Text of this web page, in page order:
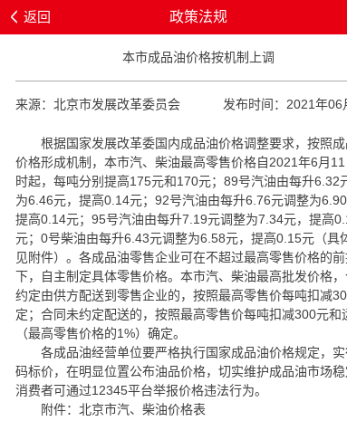
返回 政策法规
本市成品油价格按机制上调
来源：北京市发展改革委员会 发布时间：2021年06
根据国家发展改革委国内成品油价格调整要求，按照成
价格形成机制，本市汽、柴油最高零售价格自2021年6月
时起，每吨分别提高175元和170元；89号汽油由每升6.32
为6.46元，提高0.14元；92号汽油由每升6.76元调整为6.90
提高0.14元；95号汽油由每升7.19元调整为7.34元，提高
元；0号柴油由每升6.43元调整为6.58元，提高0.15元（具
见附件）。各成品油零售企业可在不超过最高零售价格的
下，自主制定具体零售价格。本市汽、柴油最高批发价格，
约定由供方配送到零售企业的，按照最高零售价每吨扣减
定；合同未约定配送的，按照最高零售价每吨扣减300元和
（最高零售价格的1%）确定。
各成品油经营单位要严格执行国家成品油价格规定，实
码标价，在明显位置公布油品价格，切实维护成品油市场稳
消费者可通过12345平台举报价格违法行为。
附件：北京市汽、柴油价格表